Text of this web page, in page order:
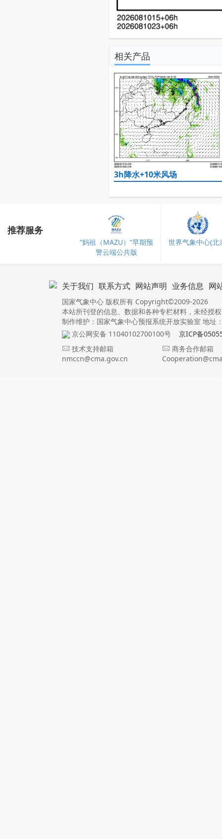
相关产品
3h降水+10米风场
推荐服务
“妈祖（MAZU）”早期预
警云端公共版
世界气象中心(北
关于我们 联系方式 网站声明 业务信息 网
国家气象中心 版权所有 Copyright©2009-2026
本站所刊登的信息、数据和各种专栏材料，未经授
制作维护：国家气象中心预报系统开放实验室 地址
京公网安备 11040102700100号
京ICP备
技术支持邮箱
nmccn@cma.gov.cn
商务合作邮箱